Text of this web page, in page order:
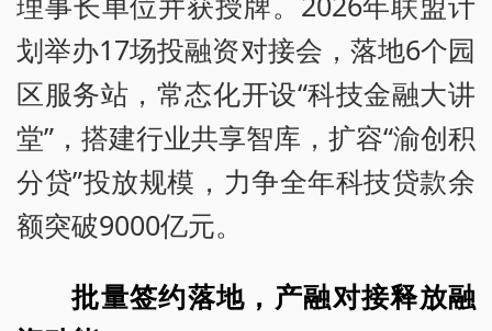
划举办17场投融资对接会，落地6个园
区服务站，常态化开设“科技金融大讲
堂”，搭建行业共享智库，扩容“渝创积
分贷”投放规模，力争全年科技贷款余
额突破9000亿元。
批量签约落地，产融对接释放融